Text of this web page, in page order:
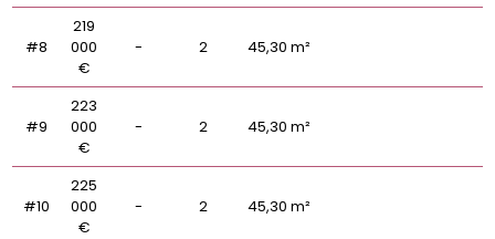
#8
219
000
€
- 2 45,30 m²
#9
223
000
€
- 2 45,30 m²
#10
225
000
€
- 2 45,30 m²